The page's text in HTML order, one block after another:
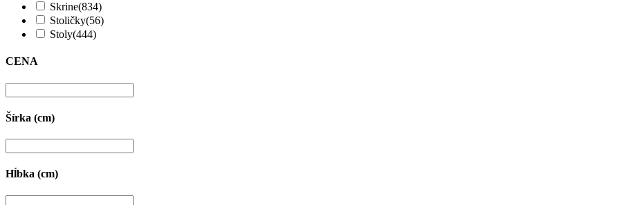
Skrine(834)
Stoličky(56)
Stoly(444)
CENA
Šírka (cm)
Hĺbka (cm)